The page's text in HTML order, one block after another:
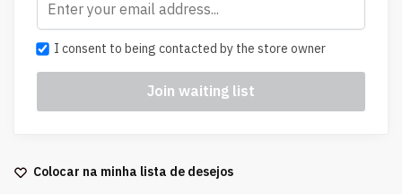
I consent to being contacted by the store owner
Colocar na minha lista de desejos